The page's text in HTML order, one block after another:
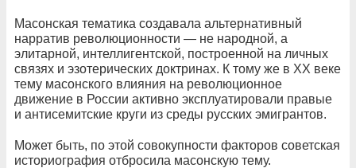
Масонская тематика создавала альтернативный
нарратив революционности — не народной, а
элитарной, интеллигентской, построенной на личных
связях и эзотерических доктринах. К тому же в XX веке
тему масонского влияния на революционное
движение в России активно эксплуатировали правые
и антисемитские круги из среды русских эмигрантов.
Может быть, по этой совокупности факторов советская
историография отбросила масонскую тему.